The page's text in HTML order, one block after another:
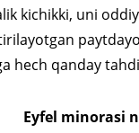
kichikki, uni
hech qanday
Eyfel minorasi